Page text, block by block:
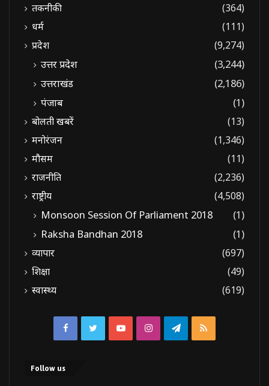
तकनीकी
(364)
धर्म
(111)
प्रदेश
(9,274)
उत्तर प्रदेश
(3,244)
उत्तराखंड
(2,186)
पंजाब
(1)
बोलती खबरें
(13)
मनोरंजन
(1,346)
मौसम
(11)
राजनीति
(2,236)
राष्ट्रीय
(4,508)
Monsoon Session Of Parliament 2018
(1)
Raksha Bandhan 2018
(1)
व्यापार
(697)
शिक्षा
(49)
स्वास्थ्य
(619)
FacebookTwitterYouTubeInstagramTelegram
RSS
Follow us